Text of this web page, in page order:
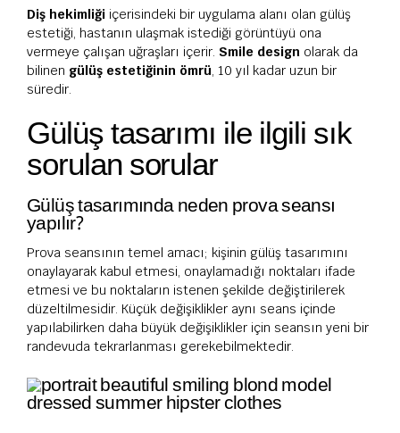
Diş hekimliği içerisindeki bir uygulama alanı olan gülüş
estetiği, hastanın ulaşmak istediği görüntüyü ona
vermeye çalışan uğraşları içerir. Smile design olarak da
bilinen gülüş estetiğinin ömrü, 10 yıl kadar uzun bir
süredir.
Gülüş tasarımı ile ilgili sık
sorulan sorular
Gülüş tasarımında neden prova seansı
yapılır?
Prova seansının temel amacı; kişinin gülüş tasarımını
onaylayarak kabul etmesi, onaylamadığı noktaları ifade
etmesi ve bu noktaların istenen şekilde değiştirilerek
düzeltilmesidir. Küçük değişiklikler aynı seans içinde
yapılabilirken daha büyük değişiklikler için seansın yeni bir
randevuda tekrarlanması gerekebilmektedir.